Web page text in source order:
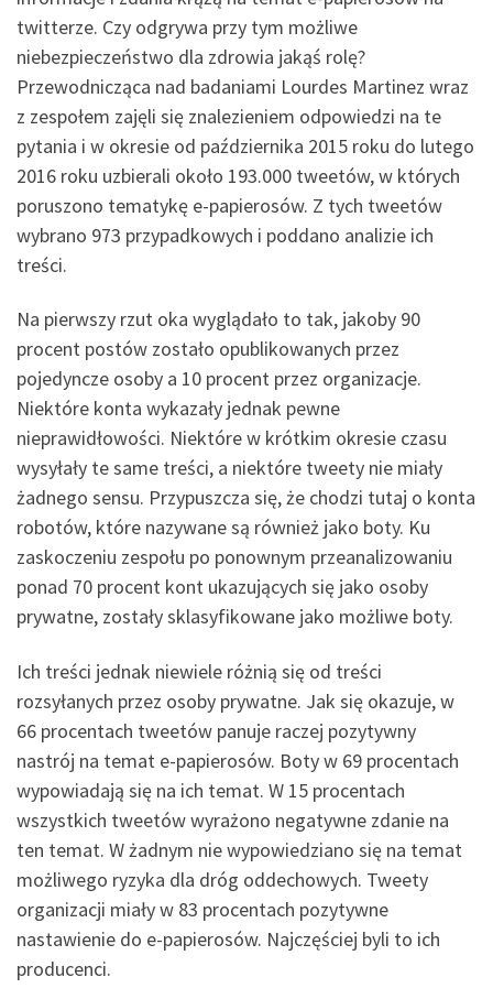
twitterze. Czy odgrywa przy tym możliwe
niebezpieczeństwo dla zdrowia jakąś rolę?
Przewodnicząca nad badaniami Lourdes Martinez wraz
z zespołem zajęli się znalezieniem odpowiedzi na te
pytania i w okresie od października 2015 roku do lutego
2016 roku uzbierali około 193.000 tweetów, w których
poruszono tematykę e-papierosów. Z tych tweetów
wybrano 973 przypadkowych i poddano analizie ich
treści.
Na pierwszy rzut oka wyglądało to tak, jakoby 90
procent postów zostało opublikowanych przez
pojedyncze osoby a 10 procent przez organizacje.
Niektóre konta wykazały jednak pewne
nieprawidłowości. Niektóre w krótkim okresie czasu
wysyłały te same treści, a niektóre tweety nie miały
żadnego sensu. Przypuszcza się, że chodzi tutaj o konta
robotów, które nazywane są również jako boty. Ku
zaskoczeniu zespołu po ponownym przeanalizowaniu
ponad 70 procent kont ukazujących się jako osoby
prywatne, zostały sklasyfikowane jako możliwe boty.
Ich treści jednak niewiele różnią się od treści
rozsyłanych przez osoby prywatne. Jak się okazuje, w
66 procentach tweetów panuje raczej pozytywny
nastrój na temat e-papierosów. Boty w 69 procentach
wypowiadają się na ich temat. W 15 procentach
wszystkich tweetów wyrażono negatywne zdanie na
ten temat. W żadnym nie wypowiedziano się na temat
możliwego ryzyka dla dróg oddechowych. Tweety
organizacji miały w 83 procentach pozytywne
nastawienie do e-papierosów. Najczęściej byli to ich
producenci.